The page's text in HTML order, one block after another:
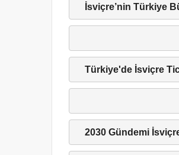
İsviçre’nin Türkiye
Türkiye'de İsviçre
2030 Gündemi